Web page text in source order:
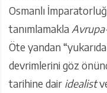
Osmanlı
tanımlamakla
Öte yandan
devrimlerini göz
tarihine dair idealist